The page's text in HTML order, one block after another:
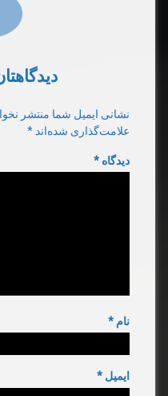
نشانی ایمیل شما منتشر
علامت‌گذاری شده‌اند *
دیدگاه *
نام *
ایمیل *